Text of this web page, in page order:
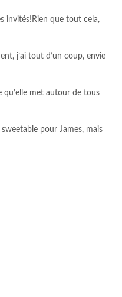
invités!Rien que tout cela,
j’ai tout d’un coup, envie
qu’elle met autour de tous
pour James, mais